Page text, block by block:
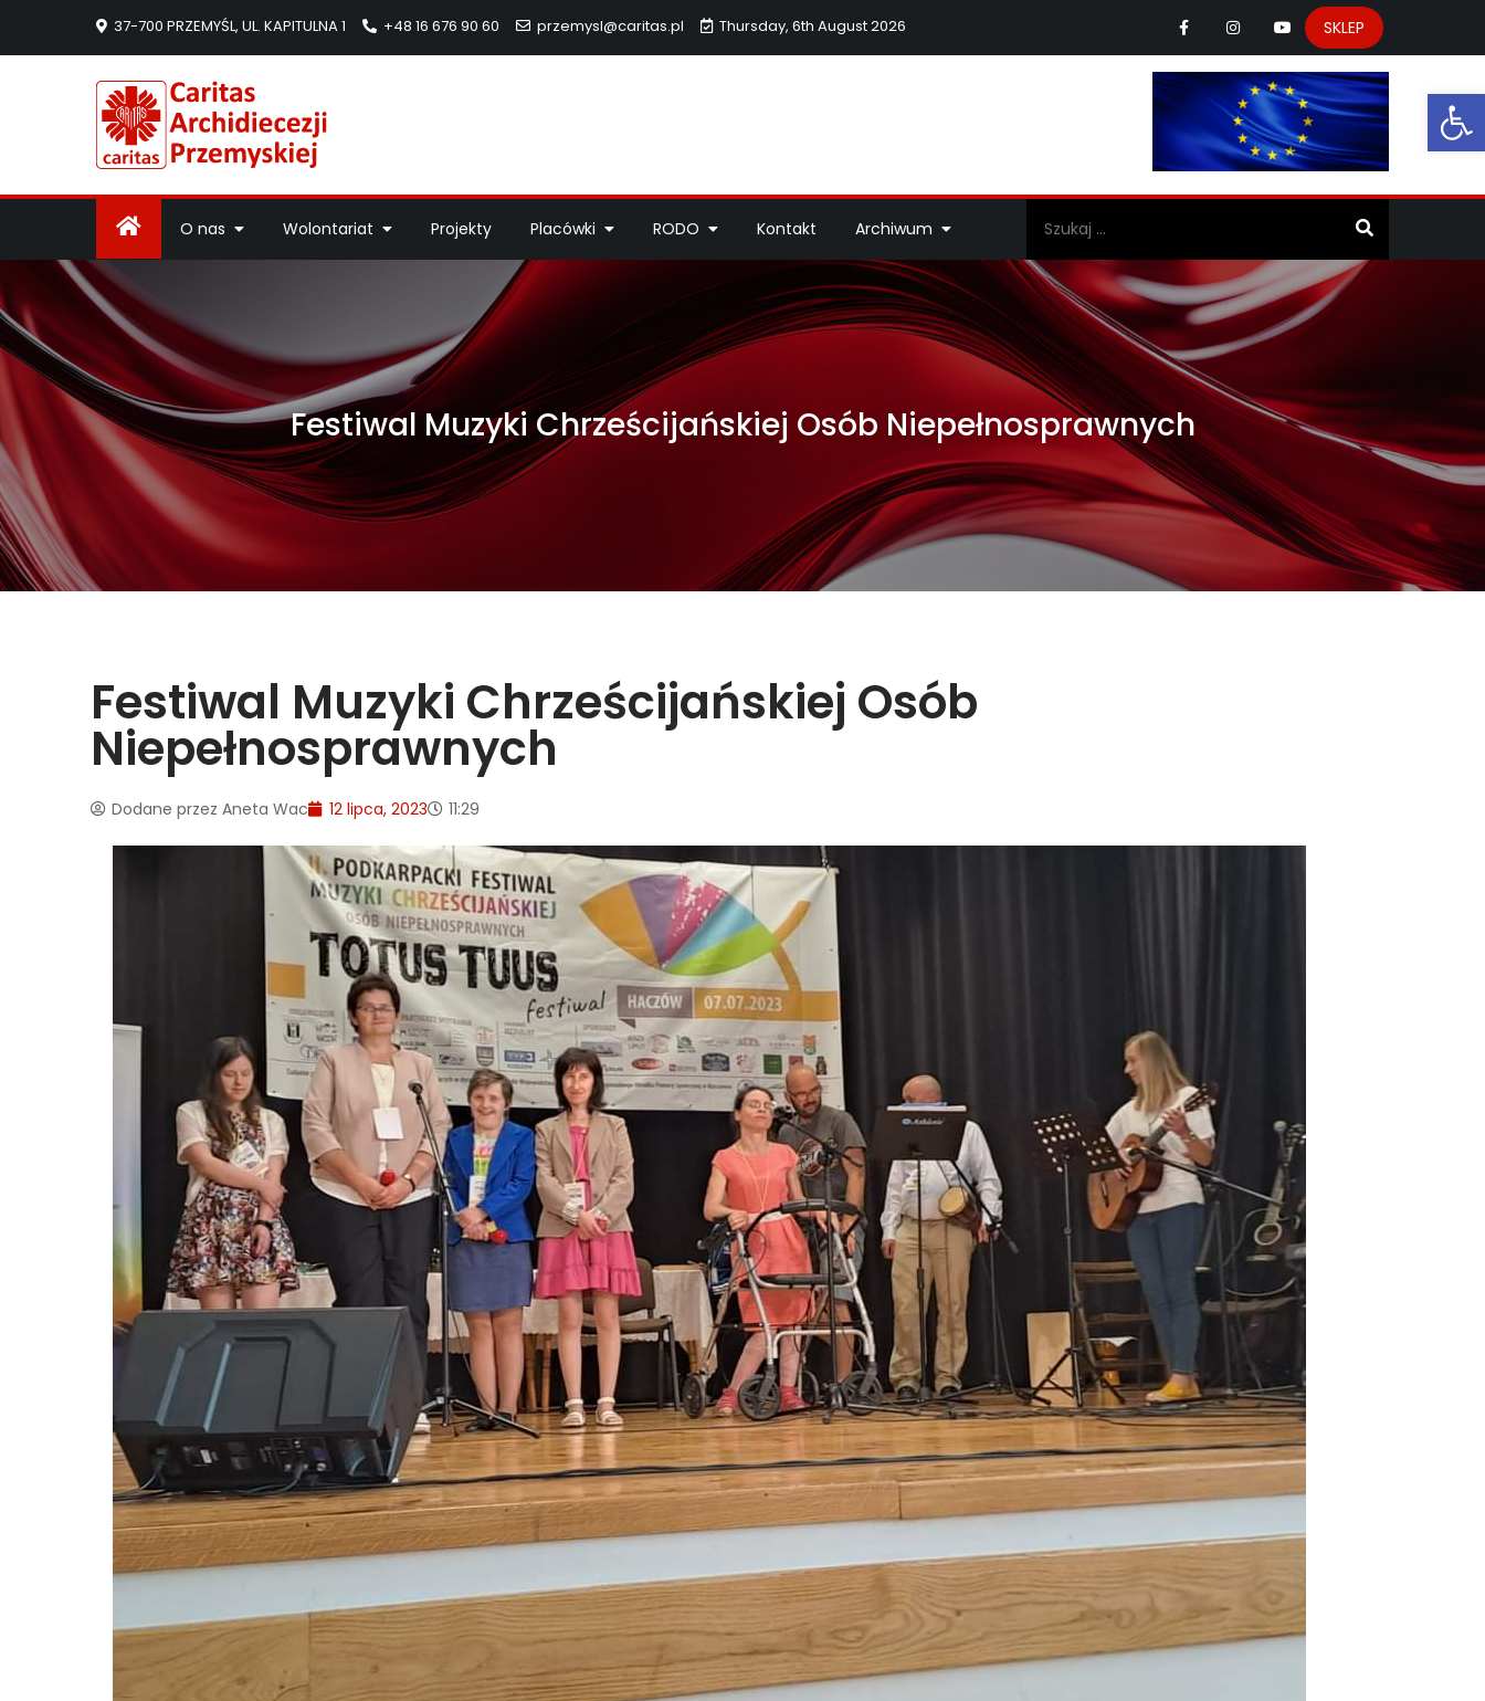
37-700 PRZEMYŚL, UL. KAPITULNA 1 +48 16 676 90 60 przemysl@caritas.pl Thursday, 6th August 2026 SKLEP
O nas Wolontariat Projekty Placówki RODO Kontakt Archiwum
Festiwal Muzyki Chrześcijańskiej Osób Niepełnosprawnych
Festiwal Muzyki Chrześcijańskiej Osób
Niepełnosprawnych
Dodane przez Aneta Wac 12 lipca, 2023 11:29